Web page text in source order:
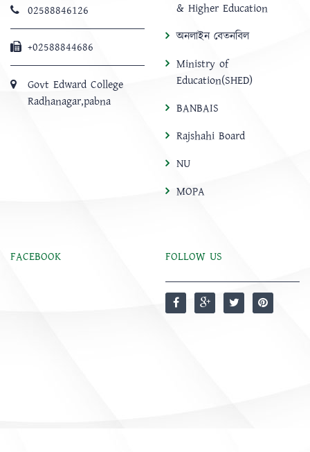
02588846126
+02588844686
Govt Edward College
Radhanagar,pabna
& Higher Education
অনলাইন বেতনবিল
Ministry of
Education(SHED)
BANBAIS
Rajshahi Board
NU
MOPA
FACEBOOK FOLLOW US